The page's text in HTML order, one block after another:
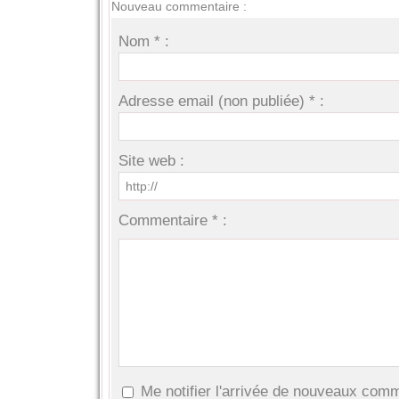
Nouveau commentaire :
Nom * :
Adresse email (non publiée) * :
Site web :
Commentaire * :
Me notifier l'arrivée de nouveaux